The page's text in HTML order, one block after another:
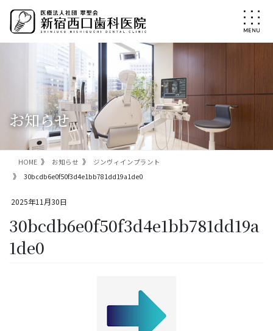
ン
ー
お知らせ
HOME お知らせ
ジンヴィインプラント
30bcdb6e0f50f3d4e1bb781dd19a1de0
2025年11月30日
30bcdb6e0f50f3d4e1bb781dd19a
1de0